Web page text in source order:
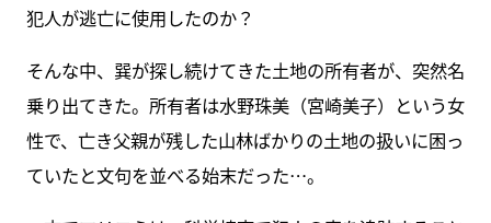
犯人が逃亡に使用したのか？
そんな中、巽が探し続けてきた土地の所有者が、突然名
乗り出てきた。所有者は水野珠美（宮崎美子）という女
性で、亡き父親が残した山林ばかりの土地の扱いに困っ
ていたと文句を並べる始末だった…。